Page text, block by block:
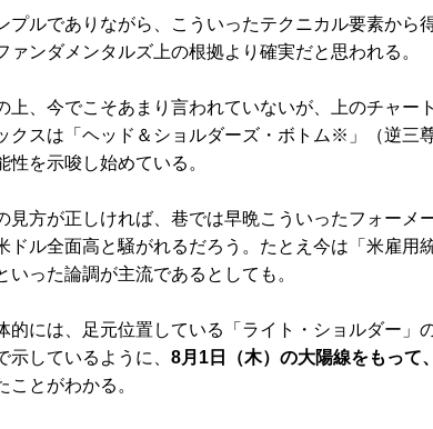
ルでありながら、こういったテクニカル要素から
ァンダメンタルズ上の根拠より確実だと思われる。
、今でこそあまり言われていないが、上のチャー
クスは「ヘッド＆ショルダーズ・ボトム※」（逆三
性を示唆し始めている。
方が正しければ、巷では早晩こういったフォーメ
ドル全面高と騒がれるだろう。たとえ今は「米雇用
いった論調が主流であるとしても。
には、足元位置している「ライト・ショルダー」
示しているように、 8月1日（木）の大陽線をもって
ことがわかる。